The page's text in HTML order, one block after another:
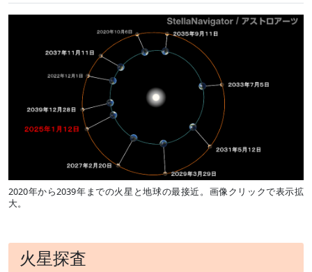
2020年から2039年までの火星と地球の最接近。画像クリックで表示拡
大。
火星探査